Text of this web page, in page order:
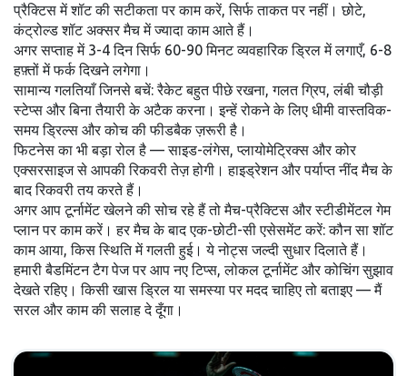
प्रैक्टिस में शॉट की सटीकता पर काम करें, सिर्फ ताकत पर नहीं। छोटे,
कंट्रोल्ड शॉट अक्सर मैच में ज्यादा काम आते हैं।
अगर सप्ताह में 3-4 दिन सिर्फ 60-90 मिनट व्यवहारिक ड्रिल में लगाएँ, 6-8
हफ़्तों में फर्क दिखने लगेगा।
सामान्य गलतियाँ जिनसे बचें: रैकेट बहुत पीछे रखना, गलत ग्रिप, लंबी चौड़ी
स्टेप्स और बिना तैयारी के अटैक करना। इन्हें रोकने के लिए धीमी वास्तविक-
समय ड्रिल्स और कोच की फीडबैक ज़रूरी है।
फिटनेस का भी बड़ा रोल है — साइड-लंगेस, प्लायोमेट्रिक्स और कोर
एक्सरसाइज से आपकी रिकवरी तेज़ होगी। हाइड्रेशन और पर्याप्त नींद मैच के
बाद रिकवरी तय करते हैं।
अगर आप टूर्नामेंट खेलने की सोच रहे हैं तो मैच-प्रैक्टिस और स्टीडीमेंटल गेम
प्लान पर काम करें। हर मैच के बाद एक-छोटी-सी एसेसमेंट करें: कौन सा शॉट
काम आया, किस स्थिति में गलती हुई। ये नोट्स जल्दी सुधार दिलाते हैं।
हमारी बैडमिंटन टैग पेज पर आप नए टिप्स, लोकल टूर्नामेंट और कोचिंग सुझाव
देखते रहिए। किसी खास ड्रिल या समस्या पर मदद चाहिए तो बताइए — मैं
सरल और काम की सलाह दे दूँगा।